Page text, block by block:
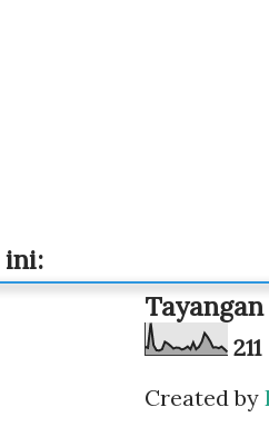
ini:
211
Created by